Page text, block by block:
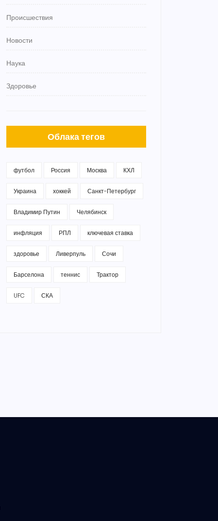
Происшествия
Новости
Наука
Здоровье
Облака тегов
футбол Россия Москва КХЛ
Украина хоккей Санкт-Петербург
Владимир Путин Челябинск
инфляция РПЛ ключевая ставка
здоровье Ливерпуль Сочи
Барселона теннис Трактор
UFC СКА